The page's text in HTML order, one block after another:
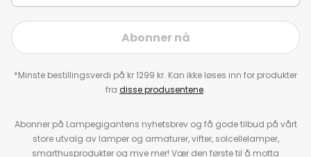
Abonner nå
*Minste bestillingsverdi på kr 1299 kr. Kan ikke løses inn for produkter
fra disse produsentene.
Abonner på Lampegigantens nyhetsbrev og få gode tilbud på vårt
store utvalg av lamper og armaturer, vifter, solcellelamper,
smarthusprodukter og mye mer! Vær den første til å motta